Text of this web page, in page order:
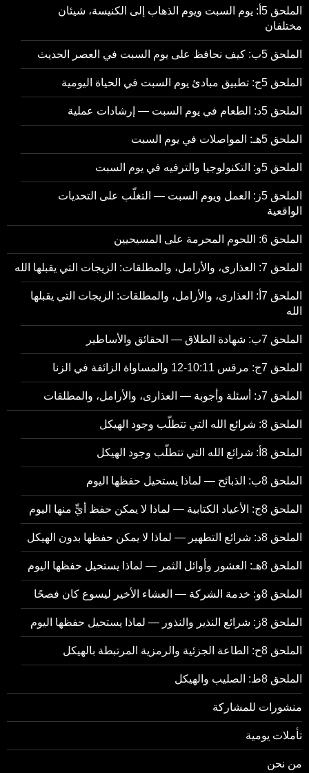
الملحق 5أ: يوم السبت ويوم الذهاب إلى الكنيسة، شيئان
مختلفان
الملحق 5ب: كيف نحافظ على يوم السبت في العصر الحديث
الملحق 5ج: تطبيق مبادئ يوم السبت في الحياة اليومية
الملحق 5د: الطعام في يوم السبت — إرشادات عملية
الملحق 5هـ: المواصلات في يوم السبت
الملحق 5و: التكنولوجيا والترفيه في يوم السبت
الملحق 5ز: العمل ويوم السبت — التغلّب على التحديات
الواقعية
الملحق 6: اللحوم المحرمة على المسيحيين
الملحق 7: العذارى، والأرامل، والمطلقات: الزيجات التي يقبلها الله
الملحق 7أ: العذارى، والأرامل، والمطلقات: الزيجات التي يقبلها
الله
الملحق 7ب: شهادة الطلاق — الحقائق والأساطير
الملحق 7ج: مرقس 10:11-12 والمساواة الزائفة في الزنا
الملحق 7د: أسئلة وأجوبة — العذارى، والأرامل، والمطلقات
الملحق 8: شرائع الله التي تتطلّب وجود الهيكل
الملحق 8أ: شرائع الله التي تتطلّب وجود الهيكل
الملحق 8ب: الذبائح — لماذا يستحيل حفظها اليوم
الملحق 8ج: الأعياد الكتابية — لماذا لا يمكن حفظ أيٍّ منها اليوم
الملحق 8د: شرائع التطهير — لماذا لا يمكن حفظها بدون الهيكل
الملحق 8هـ: العشور وأوائل الثمر — لماذا يستحيل حفظها اليوم
الملحق 8و: خدمة الشركة — العشاء الأخير ليسوع كان فصحًا
الملحق 8ز: شرائع النذير والنذور — لماذا يستحيل حفظها اليوم
الملحق 8ح: الطاعة الجزئية والرمزية المرتبطة بالهيكل
الملحق 8ط: الصليب والهيكل
منشورات للمشاركة
تأملات يومية
من نحن